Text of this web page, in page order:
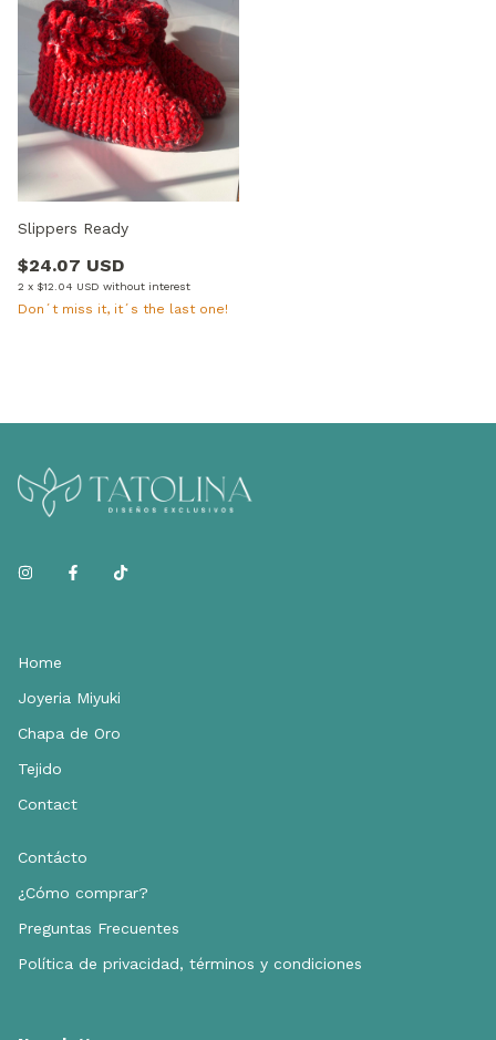
Slippers Ready
$24.07 USD
2 x $12.04 USD without interest
Don´t miss it, it´s the last one!
Home
Joyeria Miyuki
Chapa de Oro
Tejido
Contact
Contácto
¿Cómo comprar?
Preguntas Frecuentes
Política de privacidad, términos y condiciones